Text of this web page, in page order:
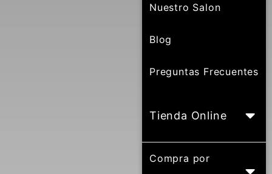
Nuestro Salon
Blog
Preguntas Frecuentes
Tienda Online
Compra por